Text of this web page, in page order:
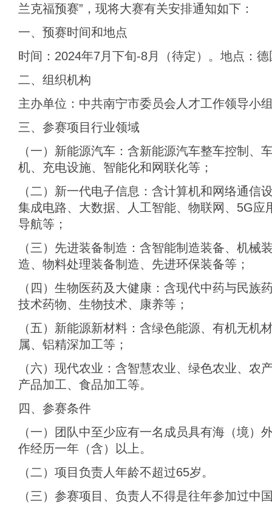
兰克福预赛”，现将大赛有关安排通知如下：
一、预赛时间和地点
时间：2024年7月下旬-8月（待定）。地点：
二、组织机构
主办单位：中共南宁市委员会人才工作领导小
三、参赛项目行业领域
（一）新能源汽车：含新能源汽车整车控制、
机、充电设施、智能化和网联化等；
（二）新一代电子信息：含计算机和网络通信
集成电路、大数据、人工智能、物联网、5G应
导航等；
（三）先进装备制造：含智能制造装备、机械
造、物料处理装备制造、先进环保装备等；
（四）生物医药及大健康：含现代中药与民族
技术药物、生物技术、康养等；
（五）新能源新材料：含绿色能源、有机无机
属、铝精深加工等；
（六）现代农业：含智慧农业、绿色农业、农
产品加工、食品加工等。
四、参赛条件
（一）团队中至少应有一名成员具有海（境）
作经历一年（含）以上。
（二）项目负责人年龄不超过65岁。
（三）参赛项目、负责人不得是往年参加过中